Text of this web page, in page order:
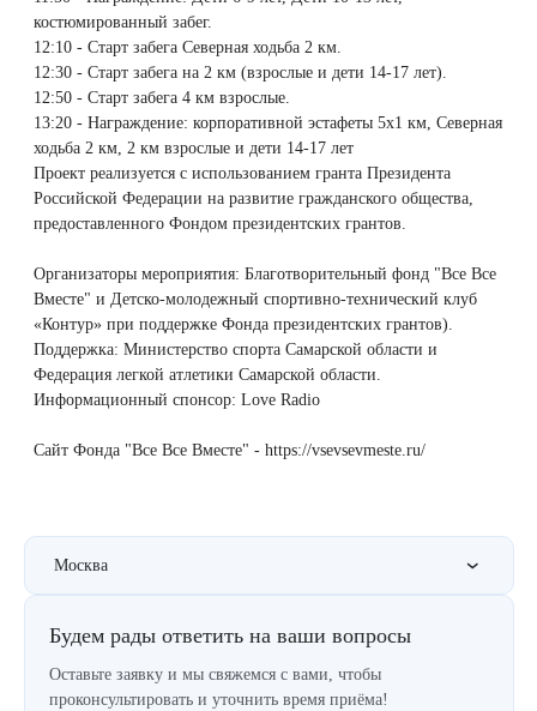
костюмированный забег.
12:10 - Старт забега Северная ходьба 2 км.
12:30 - Старт забега на 2 км (взрослые и дети 14-17 лет).
12:50 - Старт забега 4 км взрослые.
13:20 - Награждение: корпоративной эстафеты 5х1 км, Северная
ходьба 2 км, 2 км взрослые и дети 14-17 лет
Проект реализуется с использованием гранта Президента
Российской Федерации на развитие гражданского общества,
предоставленного Фондом президентских грантов.
Организаторы мероприятия: Благотворительный фонд "Все Все
Вместе" и Детско-молодежный спортивно-технический клуб
«Контур» при поддержке Фонда президентских грантов).
Поддержка: Министерство спорта Самарской области и
Федерация легкой атлетики Самарской области.
Информационный спонсор: Love Radio
Сайт Фонда "Все Все Вместе" - https://vsevsevmeste.ru/
Москва
Будем рады ответить на ваши вопросы
Оставьте заявку и мы свяжемся с вами, чтобы
проконсультировать и уточнить время приёма!
Лазерная подтяжка кожи живота
Лазерная подтяжка кожи на бедрах и коленях
Лазерное омоложение груди